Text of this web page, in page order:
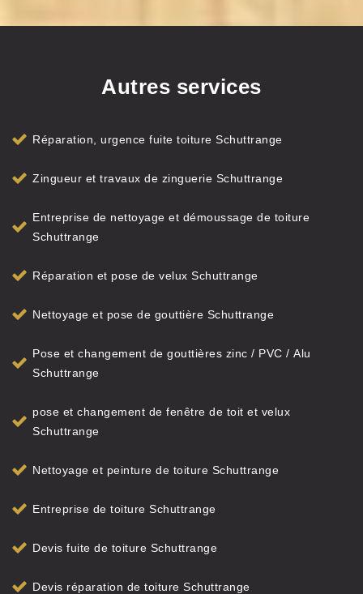
Autres services
Réparation, urgence fuite toiture Schuttrange
Zingueur et travaux de zinguerie Schuttrange
Entreprise de nettoyage et démoussage de toiture
Schuttrange
Réparation et pose de velux Schuttrange
Nettoyage et pose de gouttière Schuttrange
Pose et changement de gouttières zinc / PVC / Alu
Schuttrange
pose et changement de fenêtre de toit et velux
Schuttrange
Nettoyage et peinture de toiture Schuttrange
Entreprise de toiture Schuttrange
Devis fuite de toiture Schuttrange
Devis réparation de toiture Schuttrange